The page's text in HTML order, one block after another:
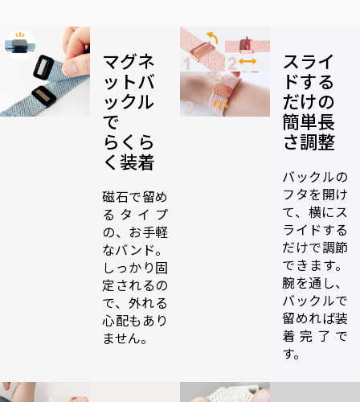
マグネ
ットバ
ックル
で
らくら
く装着
磁石で留め
るタイプ
の、お手軽
なバンド。
しっかり固
定されるの
で、外れる
心配もあり
ません。
スライ
ドする
だけの
簡単長
さ調整
バックルの
フタを開け
て、横にス
ライドする
だけで調節
できます。
腕を通し、
バックルで
留めれば装
着完了で
す。